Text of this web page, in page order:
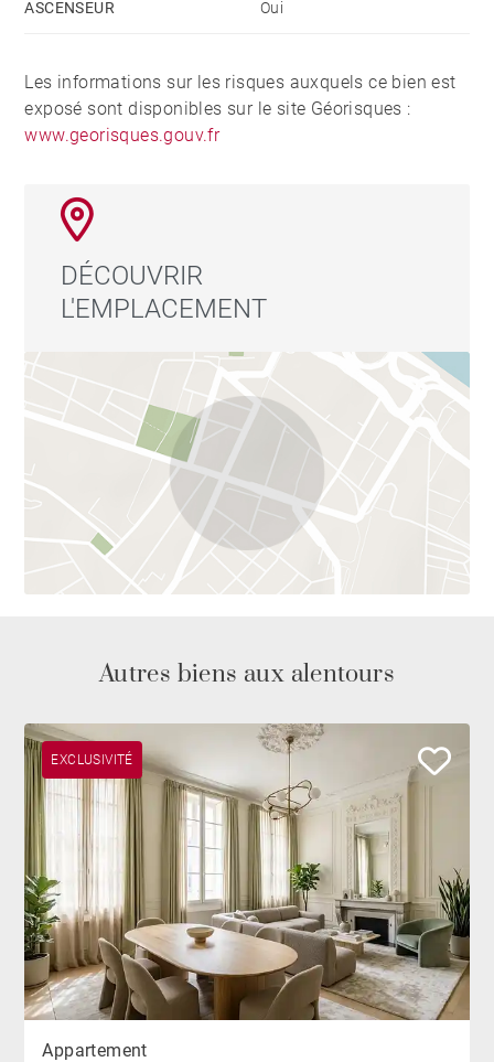
ASCENSEUR Oui
Les informations sur les risques auxquels ce bien est
exposé sont disponibles sur le site Géorisques :
www.georisques.gouv.fr
DÉCOUVRIR
L'EMPLACEMENT
Autres biens aux alentours
EXCLUSIVITÉ
Appartement